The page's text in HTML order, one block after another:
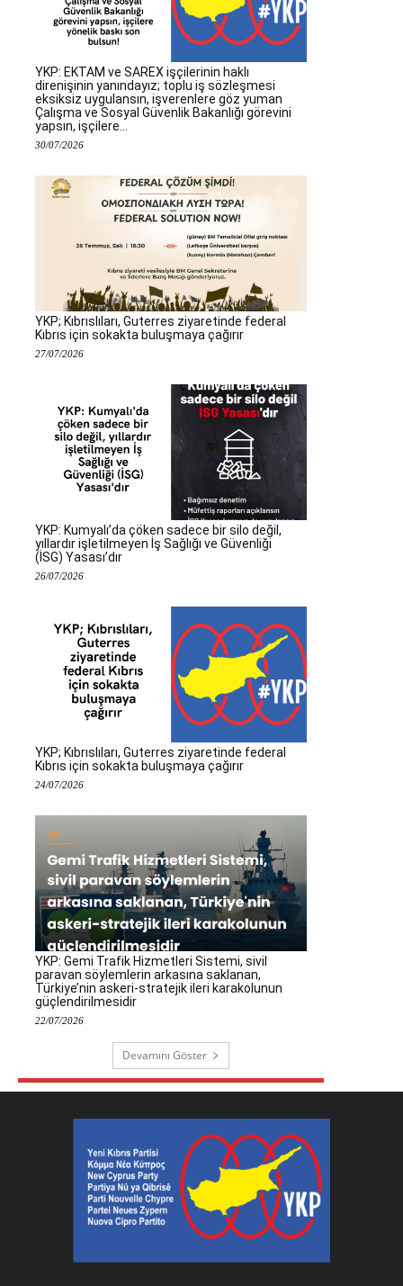
YKP: EKTAM ve SAREX işçilerinin haklı
direnişinin yanındayız; toplu iş sözleşmesi
eksiksiz uygulansın, işverenlere göz yuman
Çalışma ve Sosyal Güvenlik Bakanlığı görevini
yapsın, işçilere...
30/07/2026
YKP; Kıbrıslıları, Guterres ziyaretinde federal
Kıbrıs için sokakta buluşmaya çağırır
27/07/2026
YKP: Kumyalı’da çöken sadece bir silo değil,
yıllardır işletilmeyen İş Sağlığı ve Güvenliği
(İSG) Yasası’dır
26/07/2026
YKP; Kıbrıslıları, Guterres ziyaretinde federal
Kıbrıs için sokakta buluşmaya çağırır
24/07/2026
YKP: Gemi Trafik Hizmetleri Sistemi, sivil
paravan söylemlerin arkasına saklanan,
Türkiye’nin askeri-stratejik ileri karakolunun
güçlendirilmesidir
22/07/2026
Devamını Göster